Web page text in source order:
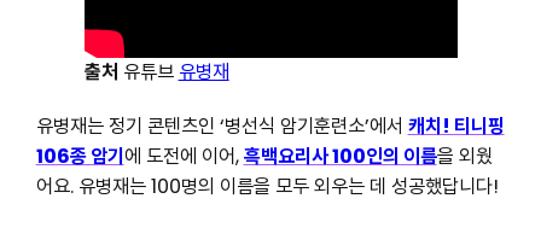
출처 유튜브 유병재
유병재는 정기 콘텐츠인 ‘병선식 암기훈련소’에서 캐치! 티니핑
106종 암기에 도전에 이어,흑백요리사 100인의 이름을 외웠
어요. 유병재는 100명의 이름을 모두 외우는 데 성공했답니다!